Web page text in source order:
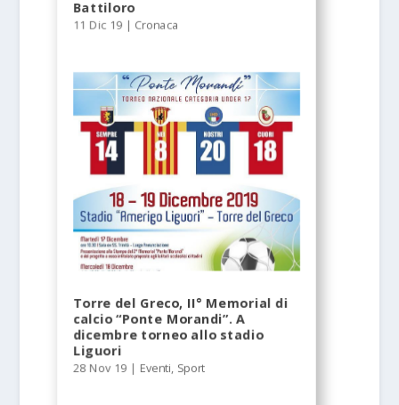
Battiloro
11 Dic 19 | Cronaca
Torre del Greco, II° Memorial di
calcio “Ponte Morandi”. A
dicembre torneo allo stadio
Liguori
28 Nov 19 | Eventi, Sport